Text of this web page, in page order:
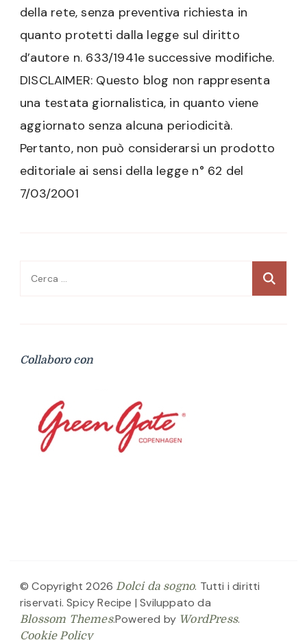
della rete, senza preventiva richiesta in
quanto protetti dalla legge sul diritto
d’autore n. 633/1941e successive modifiche.
DISCLAIMER: Questo blog non rappresenta
una testata giornalistica, in quanto viene
aggiornato senza alcuna periodicità.
Pertanto, non può considerarsi un prodotto
editoriale ai sensi della legge n° 62 del
7/03/2001
Ricerca
Collaboro con
© Copyright 2026 Dolci da sogno. Tutti i diritti
riservati. Spicy Recipe | Sviluppato da
Blossom Themes.Powered by WordPress.
Cookie Policy